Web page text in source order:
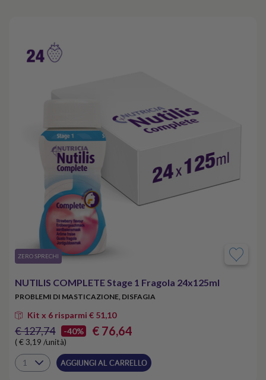
​ZERO SPRECHI
NUTILIS COMPLETE Stage 1 Fragola 24x125ml
PROBLEMI DI MASTICAZIONE, DISFAGIA
Kit x 6 risparmi € 51,10
€ 127,74 -40% € 76,64
( € 3,19 /unità)
AGGIUNGI AL CARRELLO